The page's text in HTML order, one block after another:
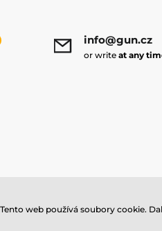
info@gun.cz
or write at any
Tento web používá soubory cookie.